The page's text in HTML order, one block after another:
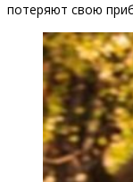
потеряют свою